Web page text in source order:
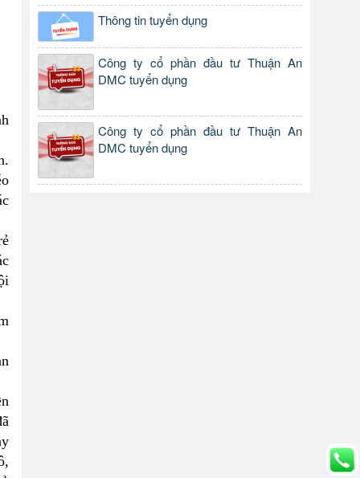
Thông tin tuyển dụng
Công ty cổ phần đầu tư Thuận An
DMC tuyển dụng
Công ty cổ phần đầu tư Thuận An
DMC tuyển dụng